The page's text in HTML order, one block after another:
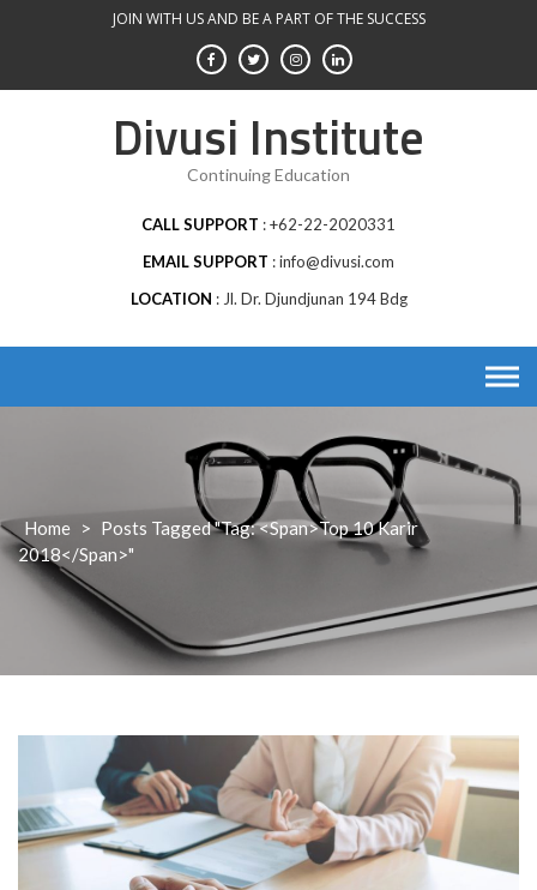
JOIN WITH US AND BE A PART OF THE SUCCESS
Divusi Institute
Continuing Education
CALL SUPPORT
+62-22-2020331
EMAIL SUPPORT
info@divusi.com
LOCATION
Jl. Dr. Djundjunan 194 Bdg
Home > Posts Tagged "Tag: <span>top 10 Karir
2018</span>"